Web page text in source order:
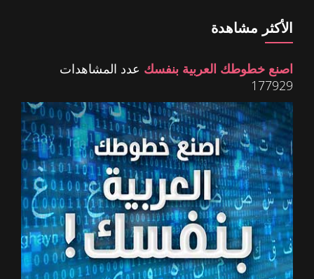
الأكثر مشاهدة
اصنع خطوطك العربية بنفسك عدد المشاهدات
177929